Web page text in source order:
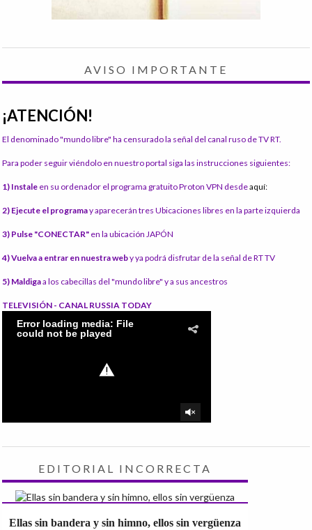
AVISO IMPORTANTE
¡ATENCIÓN!
El denominado "mundo libre" ha censurado la señal del canal ruso de TV RT.
Para poder seguir viéndolo en nuestro portal siga las instrucciones siguientes:
1) Instale en su ordenador el programa gratuito Proton VPN desdeaquí:
2) Ejecute el programay aparecerán tres Ubicaciones libres en la parte izquierda
3) Pulse "CONECTAR" en la ubicación JAPÓN
4) Vuelva a entrar en nuestra weby ya podrá disfrutar de la señal de RT TV
5) Maldigaa los cabecillas del "mundo libre" y a sus ancestros
TELEVISIÓN - CANAL RUSSIA TODAY
EDITORIAL INCORRECTA
Ellas sin bandera y sin himno, ellos sin vergüenza